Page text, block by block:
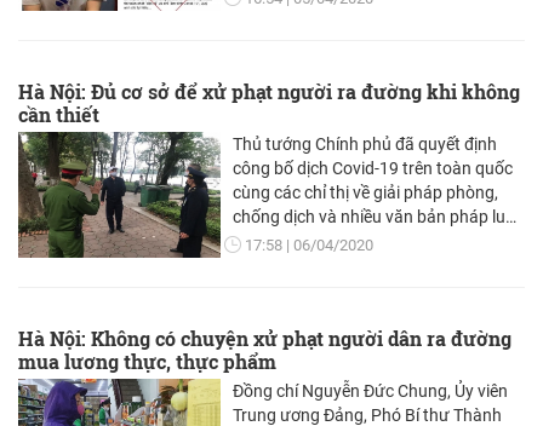
Hà Nội: Đủ cơ sở để xử phạt người ra đường khi không
cần thiết
Thủ tướng Chính phủ đã quyết định
công bố dịch Covid-19 trên toàn quốc
cùng các chỉ thị về giải pháp phòng,
chống dịch và nhiều văn bản pháp luật
khác quy định xử lý việc không thực
Nội sẽ xử phạt người dân ra đường
nếu không có việc cần thiết.
17:58 06/04/2020
Hà Nội: Không có chuyện xử phạt người dân ra đường
mua lương thực, thực phẩm
Đồng chí Nguyễn Đức Chung, Ủy viên
Trung ương Đảng, Phó Bí thư Thành